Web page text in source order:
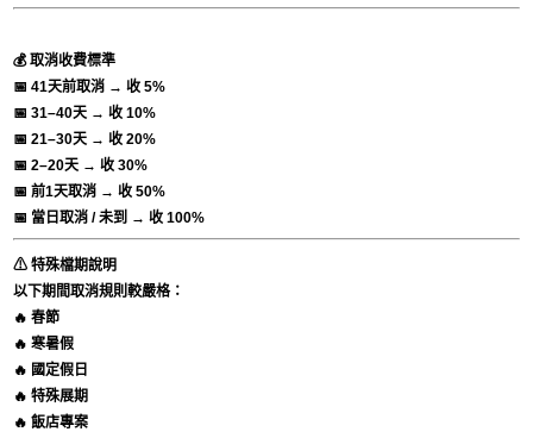
💰 取消收費標準
📅 41天前取消 → 收 5%
📅 31–40天 → 收 10%
📅 21–30天 → 收 20%
📅 2–20天 → 收 30%
📅 前1天取消 → 收 50%
📅 當日取消 / 未到 → 收 100%
⚠ 特殊檔期說明
以下期間取消規則較嚴格：
🔥 春節
🔥 寒暑假
🔥 國定假日
🔥 特殊展期
🔥 飯店專案